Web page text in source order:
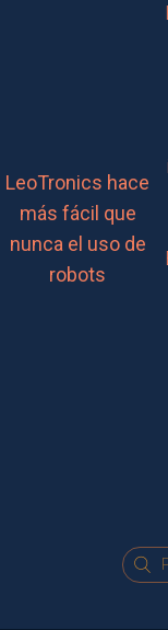
LeoTronics hace
más fácil que
nunca el uso de
robots